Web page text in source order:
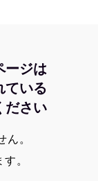
ージは
ている
ださい
ん。
。